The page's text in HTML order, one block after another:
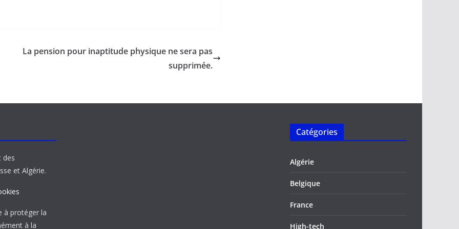
La pension pour inaptitude physique ne sera pas
supprimée.
des
et Algérie.
à protéger la
à la
Catégories
Algérie
Belgique
France
High-tech